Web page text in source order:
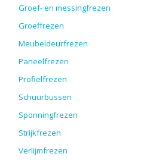
Groef- en messingfrezen
Groeffrezen
Meubeldeurfrezen
Paneelfrezen
Profielfrezen
Schuurbussen
Sponningfrezen
Strijkfrezen
Verlijmfrezen